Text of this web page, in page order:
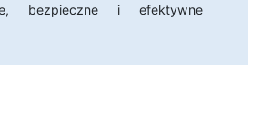
bezpieczne i efektywne